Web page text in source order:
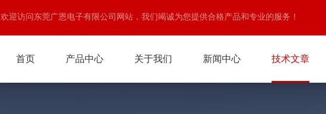
欢迎访问东莞广恩电子有限公司网站，我们竭诚为您提供合格产品和专业的服务！
首页 产品中心 关于我们 新闻中心 技术文章